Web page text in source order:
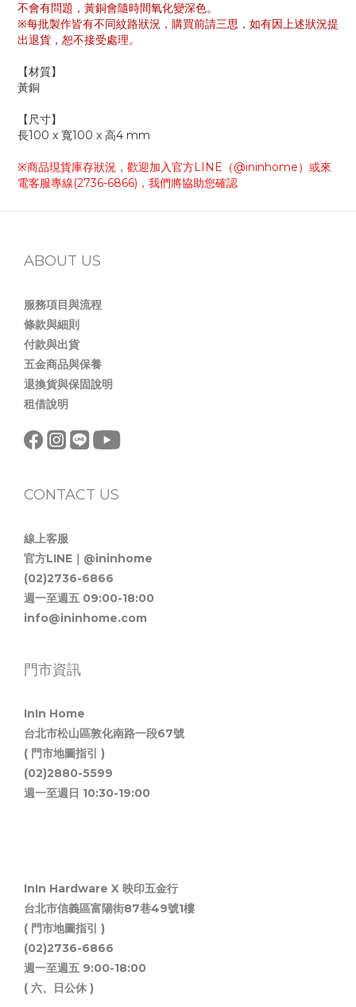
不會有問題，黃銅會隨時間氧化變深色。
※每批製作皆有不同紋路狀況， 購買前請三思，如有因上述狀況提
出退貨，恕不接受處理。
【材質】
黃銅
【尺寸】
長100 x 寬100 x 高4 mm
※商品現貨庫存狀況，歡迎加入官方LINE （@ininhome）或來
電客服專線(2736-6866) ，我們將協助您確認
ABOUT US
服務項目與流程
條款與細則
付款與出貨
五金商品與保養
退換貨與保固說明
租借說明
CONTACT US
線上客服
官方LINE｜@ininhome
(02)2736-6866
週一至週五 09:00-18:00
info@ininhome.com
門市資訊
InIn Home
台北市松山區敦化南路一段67號
( 門市地圖指引 )
(02)2880-5599
週一至週日 10:30-19:00
InIn Hardware X 映印五金行
台北市信義區富陽街87巷49號1樓
( 門市地圖指引 )
(02)2736-6866
週一至週五 9:00-18:00
( 六、日公休 )